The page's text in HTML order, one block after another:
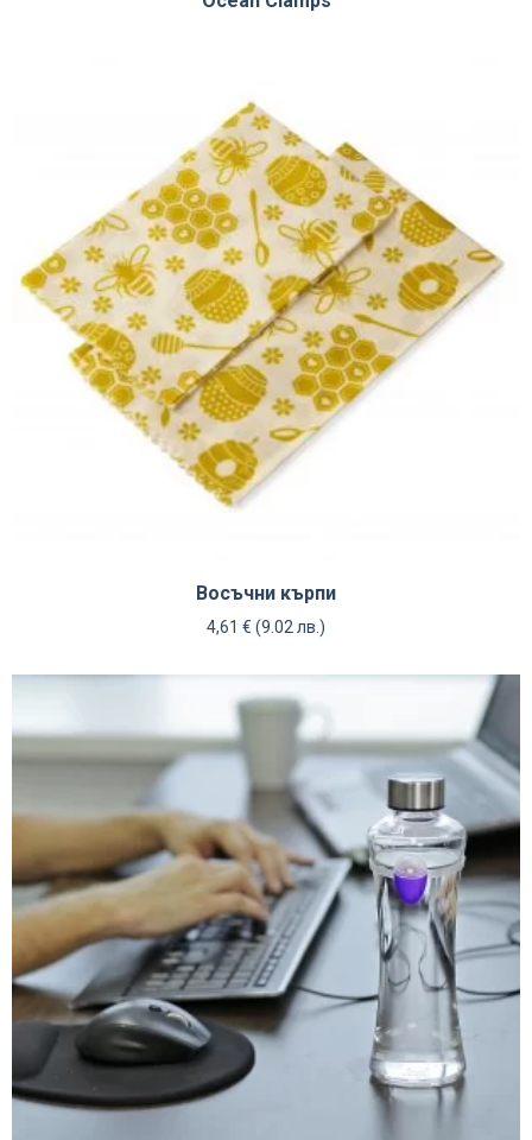
Восъчни кърпи
4,61 € (9.02 лв.)